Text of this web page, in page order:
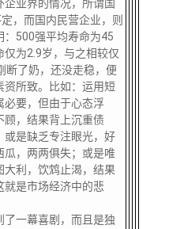
企业界的情况，所谓国
，而国内民营企业，则
：500强平均寿命为45
为2.9岁，与之相较仅
断了奶，还没走稳，便
资所致。比如：运用短
必要，但由于心态浮
顾，结果背上沉重债
或是缺乏专注眼光，好
瓜，两两俱失；或是唯
利，饮鸩止渴，结果
就是市场经济中的悲
一幕喜剧，而且是独